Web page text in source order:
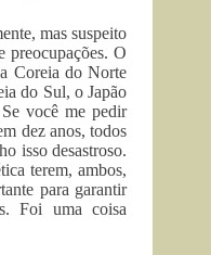
mas suspeito
preocupações. O
Coreia do Norte
do Sul, o Japão
você me pedir
dez anos, todos
isso desastroso.
terem, ambos,
para garantir
Foi uma coisa